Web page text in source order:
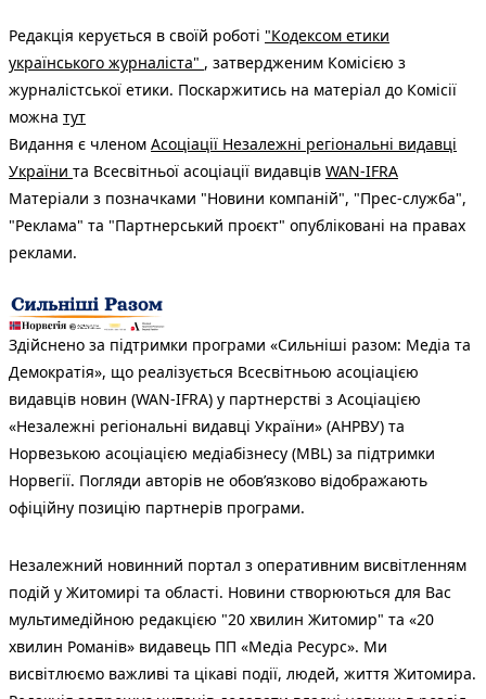
Редакція керується в своїй роботі "Кодексом етики
українського журналіста" , затвердженим Комісією з
журналістської етики. Поскаржитись на матеріал до Комісії
можна тут
Видання є членом Асоціації Незалежні регіональні видавці
України та Всесвітньої асоціації видавців WAN-IFRA
Матеріали з позначками "Новини компаній", "Прес-служба",
"Реклама" та "Партнерський проєкт" опубліковані на правах
реклами.
Здійснено за підтримки програми «Сильніші разом: Медіа та
Демократія», що реалізується Всесвітньою асоціацією
видавців новин (WAN-IFRA) у партнерстві з Асоціацією
«Незалежні регіональні видавці України» (АНРВУ) та
Норвезькою асоціацією медіабізнесу (MBL) за підтримки
Норвегії. Погляди авторів не обов’язково відображають
офіційну позицію партнерів програми.
Незалежний новинний портал з оперативним висвітленням
подій у Житомирі та області. Новини створюються для Вас
мультимедійною редакцією "20 хвилин Житомир" та «20
хвилин Романів» видавець ПП «Медіа Ресурс». Ми
висвітлюємо важливі та цікаві події, людей, життя Житомира.